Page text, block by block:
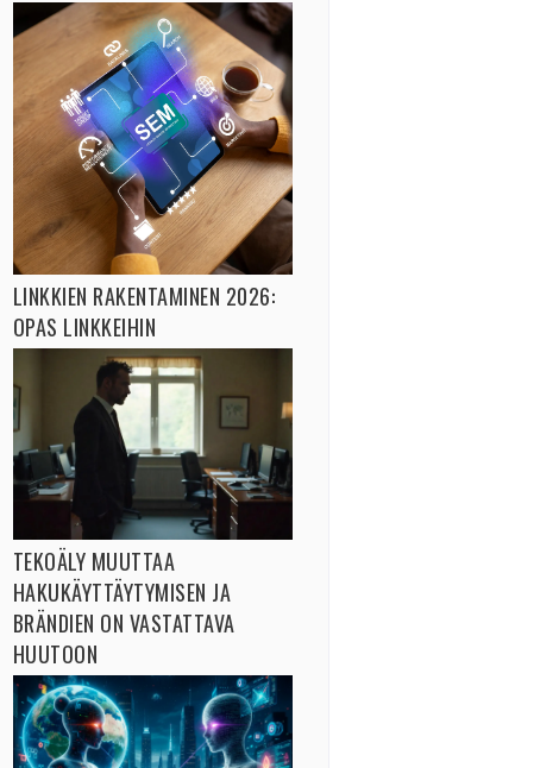
LINKKIEN RAKENTAMINEN 2026:
OPAS LINKKEIHIN
TEKOÄLY MUUTTAA
HAKUKÄYTTÄYTYMISEN JA
BRÄNDIEN ON VASTATTAVA
HUUTOON